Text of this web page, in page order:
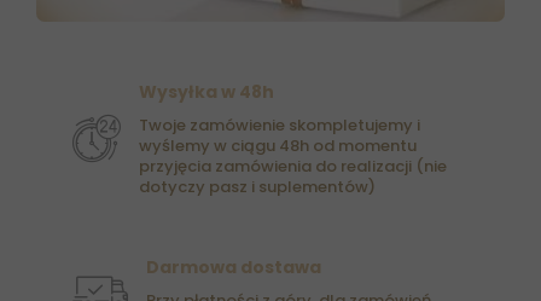
Wysyłka w 48h
Twoje zamówienie skompletujemy i
wyślemy w ciągu 48h od momentu
przyjęcia zamówienia do realizacji (nie
dotyczy pasz i suplementów)
Darmowa dostawa